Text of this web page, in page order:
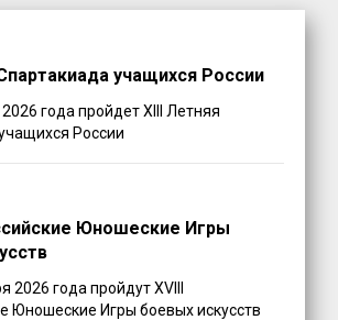
учащихся России
года пройдет XIII Летняя
России
Юношеские Игры
2026 года пройдут XVIII
Юношеские Игры боевых искусств